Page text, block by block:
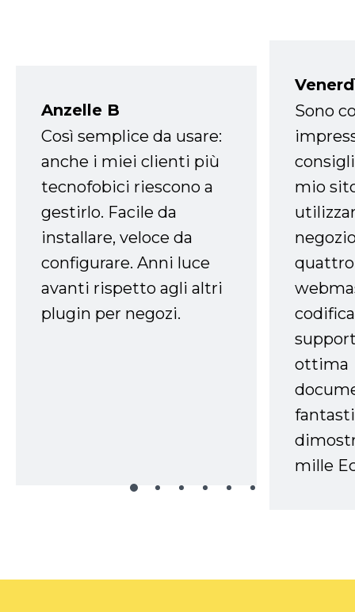
Anzelle B
Così semplice da usare:
anche i miei clienti più
tecnofobici riescono a
gestirlo. Facile da
installare, veloce da
configurare. Anni luce
avanti rispetto agli altri
plugin per negozi.
Sono
mio
ottima
mille